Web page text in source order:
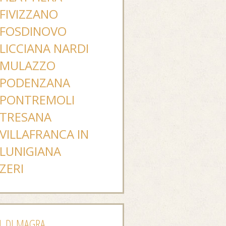
FIVIZZANO
FOSDINOVO
LICCIANA NARDI
MULAZZO
PODENZANA
PONTREMOLI
TRESANA
VILLAFRANCA IN
LUNIGIANA
ZERI